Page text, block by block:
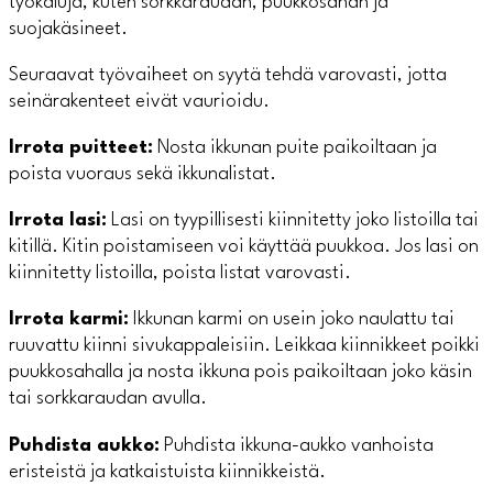
suojakäsineet.
Seuraavat työvaiheet on syytä tehdä varovasti, jotta
seinärakenteet eivät vaurioidu.
Irrota puitteet: Nosta ikkunan puite paikoiltaan ja
poista vuoraus sekä ikkunalistat.
Irrota lasi: Lasi on tyypillisesti kiinnitetty joko listoilla tai
kitillä. Kitin poistamiseen voi käyttää puukkoa. Jos lasi on
kiinnitetty listoilla, poista listat varovasti.
Irrota karmi: Ikkunan karmi on usein joko naulattu tai
ruuvattu kiinni sivukappaleisiin. Leikkaa kiinnikkeet poikki
puukkosahalla ja nosta ikkuna pois paikoiltaan joko käsin
tai sorkkaraudan avulla.
Puhdista aukko: Puhdista ikkuna-aukko vanhoista
eristeistä ja katkaistuista kiinnikkeistä.